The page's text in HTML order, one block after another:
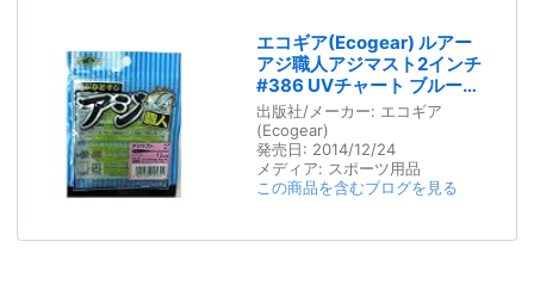
エコギア(Ecogear) ルアー
アジ職人アジマスト2インチ
#386 UVチャート ブルー
Flk. 11530
出版社/メーカー: エコギア
(Ecogear)
発売日: 2014/12/24
メディア: スポーツ用品
この商品を含むブログを見る